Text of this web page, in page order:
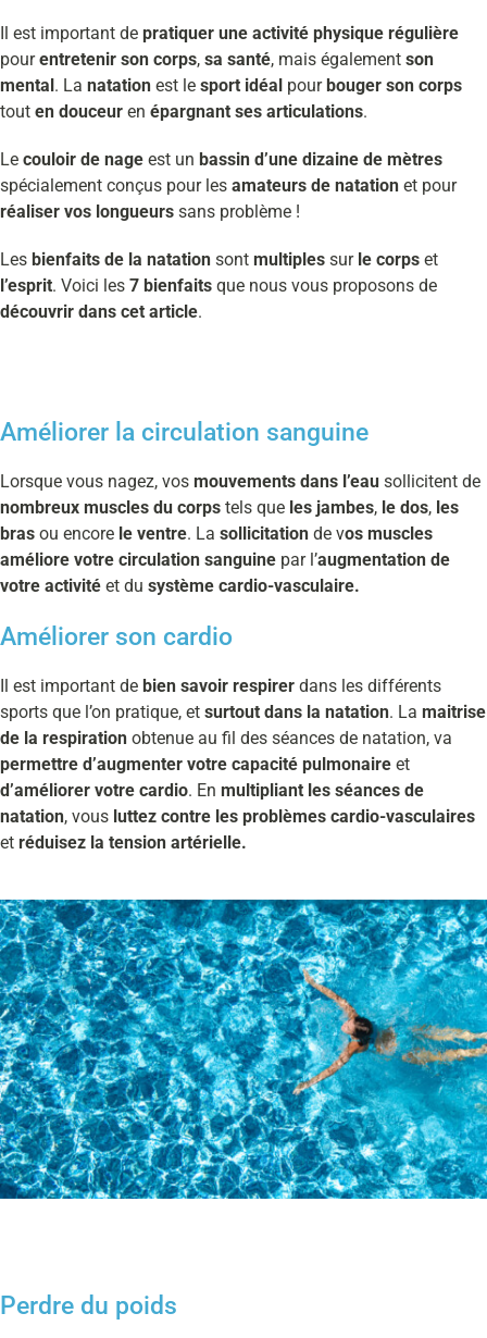
Il est important de pratiquer une activité physique régulière
pourentretenir son corps, sa santé, mais également son
mental. La natation est le sport idéal pourbouger son corps
tout en douceur en épargnant ses articulations.
Le couloir de nage est un bassin d’une dizaine de mètres
spécialement conçus pour les amateurs de natation et pour
réaliser vos longueurs sans problème !
Les bienfaits de la natation sont multiples sur le corps et
l’esprit. Voici les 7 bienfaits que nous vous proposons de
découvrir dans cet article.
Améliorer la circulation sanguine
Lorsque vous nagez, vos mouvements dans l’eau sollicitent de
nombreux muscles du corps tels que les jambes, le dos, les
bras ou encore le ventre. La sollicitation de vos muscles
améliore votre circulation sanguine par l’augmentation de
votre activité et du système cardio-vasculaire.
Améliorer son cardio
Il est important de bien savoir respirer dans les différents
sports que l’on pratique, et surtout dans la natation. La maitrise
de la respiration obtenue au fil des séances de natation, va
permettre d’augmenter votre capacité pulmonaire et
d’améliorer votre cardio. En multipliant les séances de
natation, vous luttez contre les problèmes cardio-vasculaires
et réduisez la tension artérielle.
Perdre du poids